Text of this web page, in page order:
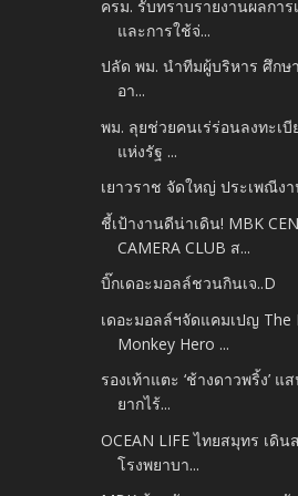
ครม. รับทราบรายงานผลกา
และการใช้จ่...
ปลัด พม. นำทีมผู้บริหาร ศึกษ
อา...
พม. ลุยช่วยคนเร่ร่อนลงทะเ
แห่งรัฐ ...
เยาวราช จัดใหญ่ ประเพณีง
ชี้เป้างานดีน่าเดิน! MBK
CAMERA CLUB ส...
บิ๊กเดอะมอลล์ชวนกินเจ..D
เดอะมอลล์ฯจัดแคมเปญ The
Monkey Hero ...
รองเท้าแตะ ‘ช้างดาวพริ้ง’
ยากไร้...
OCEAN LIFE ไทยสมุทร เดิ
โรงพยาบา...